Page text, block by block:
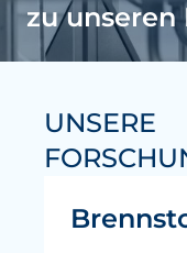
zu unseren
UNSERE